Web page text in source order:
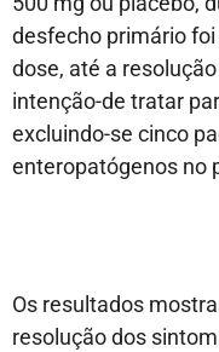
desfecho primário
dose, até a
intenção-de tratar
excluindo-se cinco
enteropatógenos no
Os resultados
resolução dos